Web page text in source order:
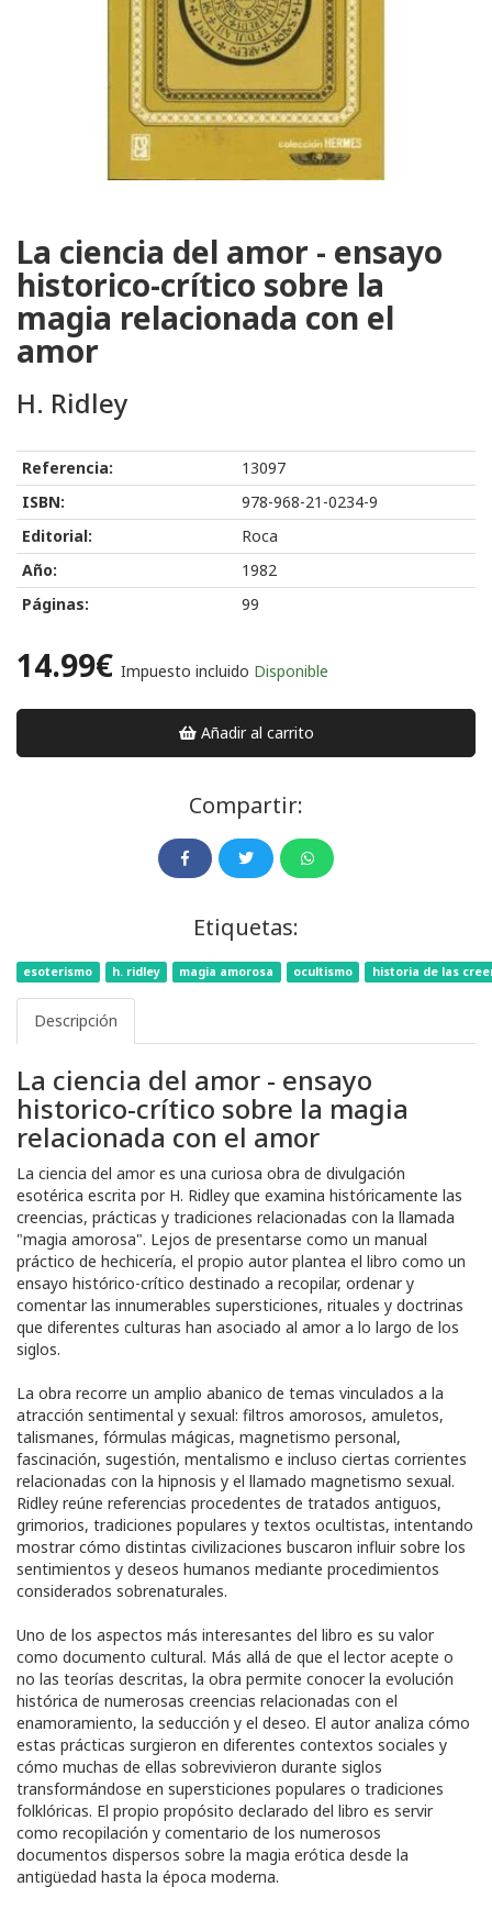
La ciencia del amor - ensayo
historico-crítico sobre la
magia relacionada con el
amor
H. Ridley
Referencia:
13097
ISBN:
978-968-21-0234-9
Editorial:
Roca
Año:
1982
Páginas:
99
14.99€ Impuesto incluido Disponible
Añadir al carrito
Compartir:
Etiquetas:
esoterismo h. ridley magia amorosa ocultismo historia de las
Descripción
La ciencia del amor - ensayo
historico-crítico sobre la magia
relacionada con el amor
La ciencia del amor es una curiosa obra de divulgación
esotérica escrita por H. Ridley que examina históricamente las
creencias, prácticas y tradiciones relacionadas con la llamada
"magia amorosa". Lejos de presentarse como un manual
práctico de hechicería, el propio autor plantea el libro como un
ensayo histórico-crítico destinado a recopilar, ordenar y
comentar las innumerables supersticiones, rituales y doctrinas
que diferentes culturas han asociado al amor a lo largo de los
siglos.
La obra recorre un amplio abanico de temas vinculados a la
atracción sentimental y sexual: filtros amorosos, amuletos,
talismanes, fórmulas mágicas, magnetismo personal,
fascinación, sugestión, mentalismo e incluso ciertas corrientes
relacionadas con la hipnosis y el llamado magnetismo sexual.
Ridley reúne referencias procedentes de tratados antiguos,
grimorios, tradiciones populares y textos ocultistas, intentando
mostrar cómo distintas civilizaciones buscaron influir sobre los
sentimientos y deseos humanos mediante procedimientos
considerados sobrenaturales.
Uno de los aspectos más interesantes del libro es su valor
como documento cultural. Más allá de que el lector acepte o
no las teorías descritas, la obra permite conocer la evolución
histórica de numerosas creencias relacionadas con el
enamoramiento, la seducción y el deseo. El autor analiza cómo
estas prácticas surgieron en diferentes contextos sociales y
cómo muchas de ellas sobrevivieron durante siglos
transformándose en supersticiones populares o tradiciones
folklóricas. El propio propósito declarado del libro es servir
como recopilación y comentario de los numerosos
documentos dispersos sobre la magia erótica desde la
antigüedad hasta la época moderna.